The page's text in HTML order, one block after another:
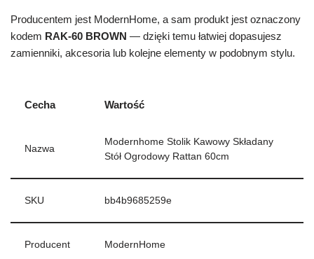
Producentem jest ModernHome, a sam produkt jest oznaczony
kodem RAK-60 BROWN — dzięki temu łatwiej dopasujesz
zamienniki, akcesoria lub kolejne elementy w podobnym stylu.
Cecha Wartość
Nazwa
Modernhome Stolik Kawowy Składany
Stół Ogrodowy Rattan 60cm
SKU bb4b9685259e
Producent ModernHome